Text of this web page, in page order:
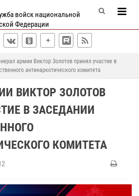
войск национальной
Федерации
армии Виктор Золотов принял участие в
антинаркотического комитета
ВИКТОР ЗОЛОТОВ
В ЗАСЕДАНИИ
КОМИТЕТА